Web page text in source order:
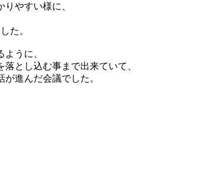
やすい様に、
た。
うに、
とし込む事まで出来ていて、
進んだ会議でした。